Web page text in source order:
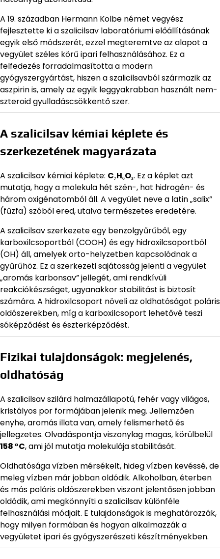
A 19. században Hermann Kolbe német vegyész
fejlesztette ki a szalicilsav laboratóriumi előállításának
egyik első módszerét, ezzel megteremtve az alapot a
vegyület széles körű ipari felhasználásához. Ez a
felfedezés forradalmasította a modern
gyógyszergyártást, hiszen a szalicilsavból származik az
aszpirin is, amely az egyik leggyakrabban használt nem-
szteroid gyulladáscsökkentő szer.
A szalicilsav kémiai képlete és
szerkezetének magyarázata
A szalicilsav kémiai képlete: C₇H₆O₃. Ez a képlet azt
mutatja, hogy a molekula hét szén-, hat hidrogén- és
három oxigénatomból áll. A vegyület neve a latin „salix”
(fűzfa) szóból ered, utalva természetes eredetére.
A szalicilsav szerkezete egy benzolgyűrűből, egy
karboxilcsoportból (COOH) és egy hidroxilcsoportból
(OH) áll, amelyek orto-helyzetben kapcsolódnak a
gyűrűhöz. Ez a szerkezeti sajátosság jelenti a vegyület
„aromás karbonsav” jellegét, ami rendkívüli
reakciókészséget, ugyanakkor stabilitást is biztosít
számára. A hidroxilcsoport növeli az oldhatóságot poláris
oldószerekben, míg a karboxilcsoport lehetővé teszi
sóképződést és észterképződést.
Fizikai tulajdonságok: megjelenés,
oldhatóság
A szalicilsav szilárd halmazállapotú, fehér vagy világos,
kristályos por formájában jelenik meg. Jellemzően
enyhe, aromás illata van, amely felismerhető és
jellegzetes. Olvadáspontja viszonylag magas, körülbelül
158 °C, ami jól mutatja molekulája stabilitását.
Oldhatósága vízben mérsékelt, hideg vízben kevéssé, de
meleg vízben már jobban oldódik. Alkoholban, éterben
és más poláris oldószerekben viszont jelentősen jobban
oldódik, ami megkönnyíti a szalicilsav különféle
felhasználási módjait. E tulajdonságok is meghatározzák,
hogy milyen formában és hogyan alkalmazzák a
vegyületet ipari és gyógyszerészeti készítményekben.